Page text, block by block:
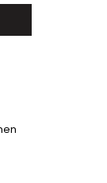
7
20
7
1